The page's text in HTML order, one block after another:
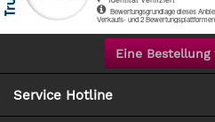
Eine
Service Hotline